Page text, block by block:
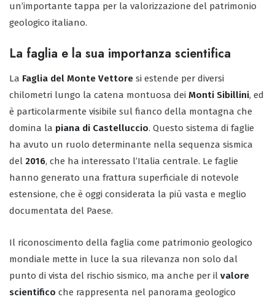
un’importante tappa per la valorizzazione del patrimonio
geologico italiano.
La faglia e la sua importanza scientifica
La Faglia del Monte Vettore si estende per diversi
chilometri lungo la catena montuosa dei Monti Sibillini, ed
è particolarmente visibile sul fianco della montagna che
domina la piana di Castelluccio. Questo sistema di faglie
ha avuto un ruolo determinante nella sequenza sismica
del 2016, che ha interessato l’Italia centrale. Le faglie
hanno generato una frattura superficiale di notevole
estensione, che è oggi considerata la più vasta e meglio
documentata del Paese.
Il riconoscimento della faglia come patrimonio geologico
mondiale mette in luce la sua rilevanza non solo dal
punto di vista del rischio sismico, ma anche per il valore
scientifico che rappresenta nel panorama geologico